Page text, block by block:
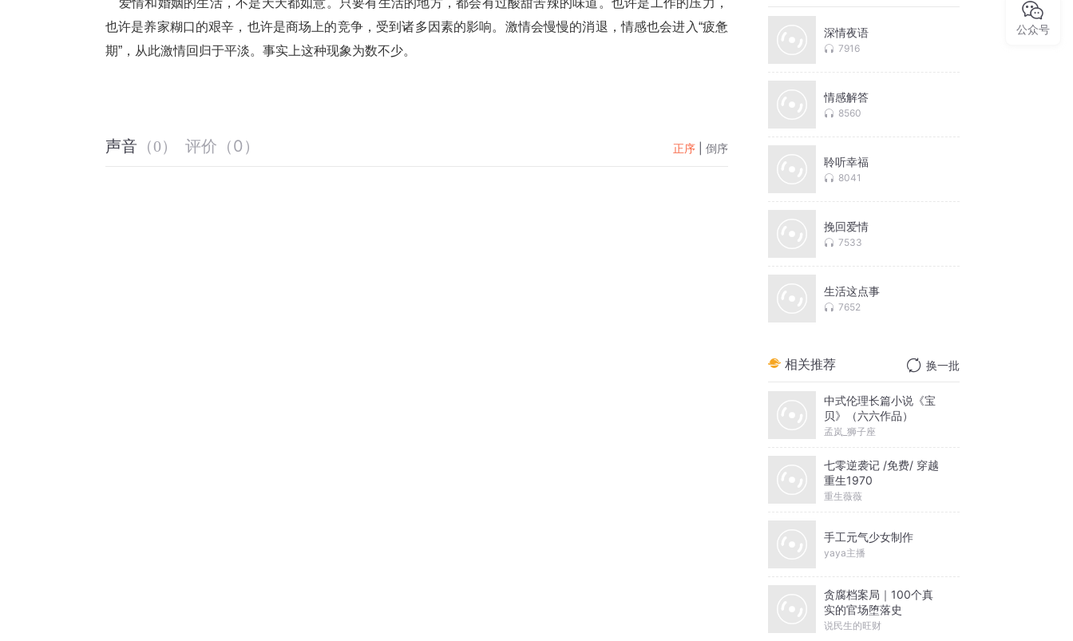
也许是养家糊口的艰辛，也许是商场上的竞争，受到诸多因素的影响。激情会慢慢的消退，情感也会进入“疲惫
期”，从此激情回归于平淡。事实上这种现象为数不少。
声音 （0） 评价 （0 ） 正序 倒序
深情夜语
7916
情感解答
8560
聆听幸福
8041
挽回爱情
7533
生活这点事
7652
相关推荐 换一批
中式伦理长篇小说《宝
贝》（六六作品）
孟岚_狮子座
七零逆袭记 /免费/ 穿越
重生1970
重生薇薇
手工元气少女制作
yaya主播
贪腐档案局｜100个真
实的官场堕落史
说民生的旺财
公众号